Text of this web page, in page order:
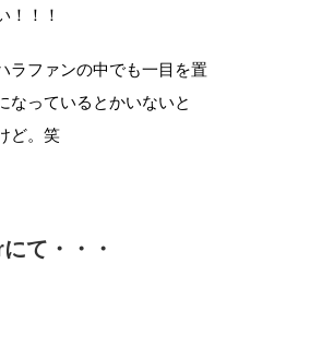
！！！
ラファンの中でも一目を置
なっているとかいないと
ど。笑
て・・・